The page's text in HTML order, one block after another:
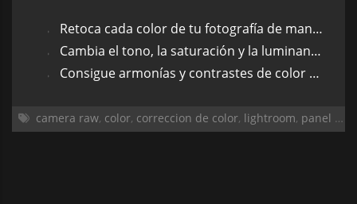
Retoca cada color de tu fotografía de manera independiente
Cambia el tono, la saturación y la luminancia de cada color a tu antojo
Consigue armonías y contrastes de color de manera sencilla
camera raw, color, correccion de color, lightroom, panel hsl